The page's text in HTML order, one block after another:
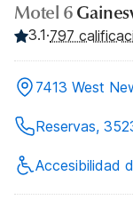
Motel 6
3.1·797
7413 West
Reservas,
Accesibilidad